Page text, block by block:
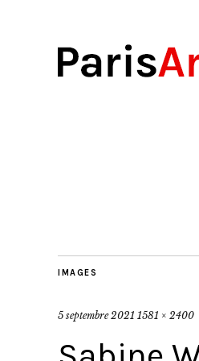
IMAGES
5 septembre 2021 1581 × 2400